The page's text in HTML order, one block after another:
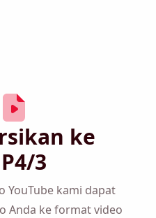
ke
3
YouTube kami dapat
Anda ke format